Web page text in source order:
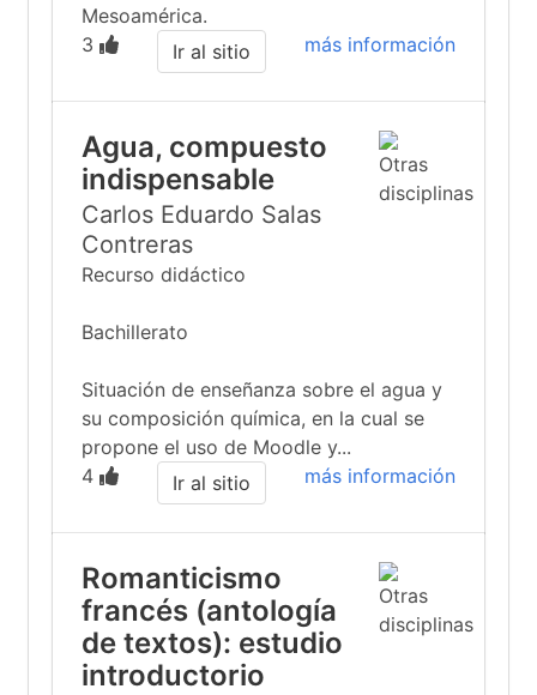
Mesoamérica.
3
más información
Ir al sitio
Agua, compuesto
indispensable
Carlos Eduardo Salas
Contreras
Recurso didáctico
Bachillerato
Situación de enseñanza sobre el agua y
su composición química, en la cual se
propone el uso de Moodle y...
4
más información
Ir al sitio
Romanticismo
francés (antología
de textos): estudio
introductorio